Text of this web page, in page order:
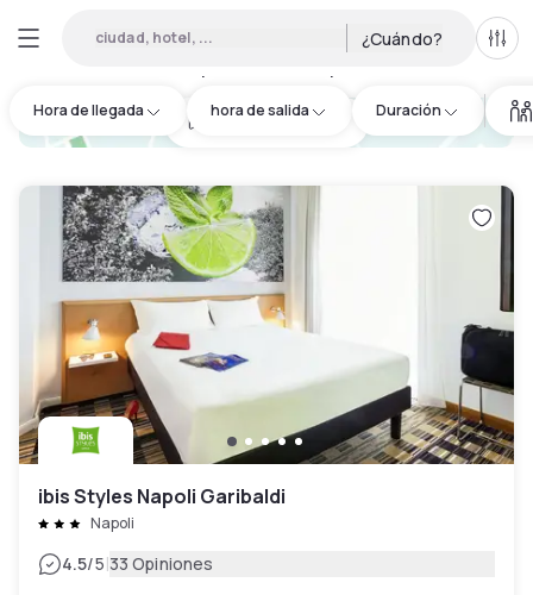
ciudad, hotel, ... ¿Cuándo?
Hora de llegada hora de salida Duración
hotel.cta.view_map
ibis Styles Napoli Garibaldi
Napoli
4.5/5|33 Opiniones